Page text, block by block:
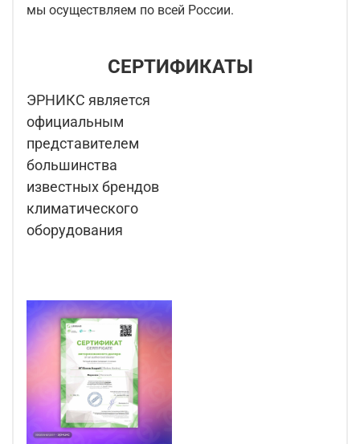
мы осуществляем по всей России.
СЕРТИФИКАТЫ
ЭРНИКС является
официальным
представителем
большинства
известных брендов
климатического
оборудования